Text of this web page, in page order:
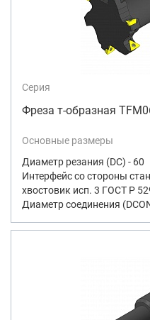
Серия
Фреза т-образная
Основные размеры
Диаметр резания (DC) - 60
Интерфейс со стороны
хвостовик исп. 3 ГОСТ Р
Диаметр соединения